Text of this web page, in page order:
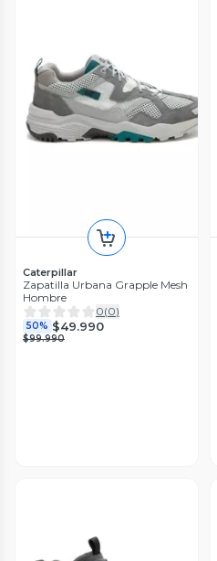
Caterpillar
Zapatilla Urbana Grapple Mesh
Hombre
0(0)
50% $49.990
$99.990